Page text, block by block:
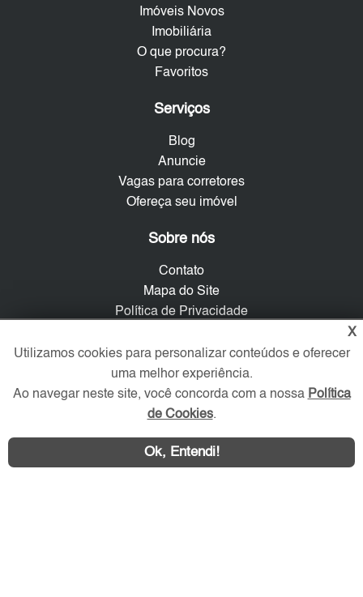
Imóveis Novos
Imobiliária
O que procura?
Favoritos
Serviços
Blog
Anuncie
Vagas para corretores
Ofereça seu imóvel
Sobre nós
Contato
Mapa do Site
Política de Privacidade
Verificada por
X
Utilizamos cookies para personalizar conteúdos e oferecer
uma melhor experiência.
Ao navegar neste site, você concorda com a nossa Política
de Cookies.
Ok, Entendi!